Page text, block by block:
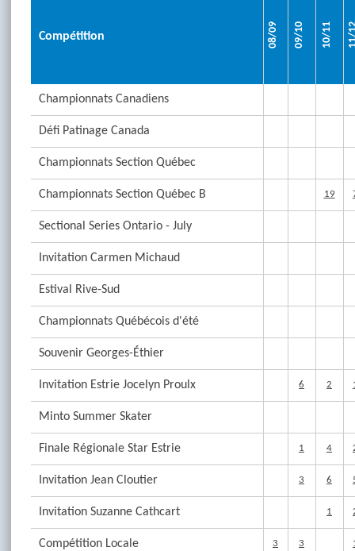
Compétition 08/09 09/10 10/11
Championnats Canadiens
Défi Patinage Canada
Championnats Section Québec
Championnats Section Québec B 19
Sectional Series Ontario - July
Invitation Carmen Michaud
Estival Rive-Sud
Championnats Québécois d'été
Souvenir Georges-Éthier
Invitation Estrie Jocelyn Proulx 6 2
Minto Summer Skater
Finale Régionale Star Estrie 1 4
Invitation Jean Cloutier 3 6
Invitation Suzanne Cathcart 1
Compétition Locale 3 3